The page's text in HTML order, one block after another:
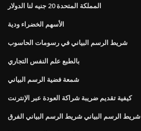
المملكة المتحدة 20 جنيه لنا الدولار
الأسهم الخضراء ودية
شريط الرسم البياني في رسومات الحاسوب
بالطبع علم النفس التجاري
شمعة فضية الرسم البياني
كيفية تقديم ضريبة شراكة العودة عبر الإنترنت
شريط الرسم البياني شريط الرسم البياني الفرق